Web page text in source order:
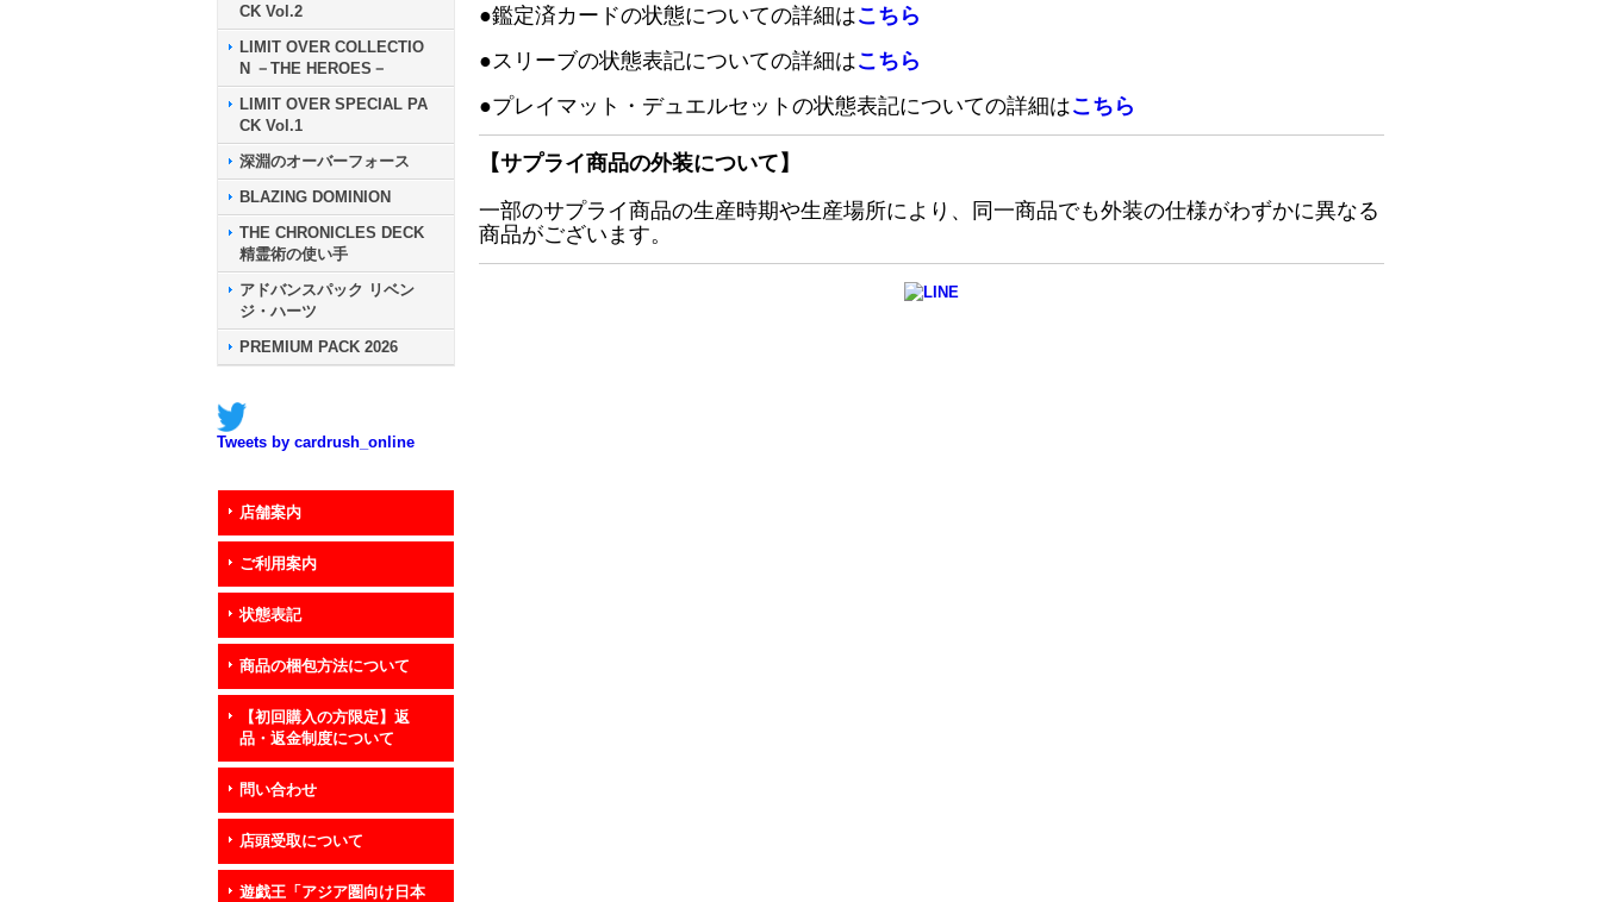
CK Vol.2
LIMIT OVER COLLECTIO
N －THE HEROES－
LIMIT OVER SPECIAL PA
CK Vol.1
深淵のオーバーフォース
BLAZING DOMINION
THE CHRONICLES DECK
精霊術の使い手
アドバンスパック リベン
ジ・ハーツ
PREMIUM PACK 2026
Tweets by cardrush_online
店舗案内
ご利用案内
状態表記
商品の梱包方法について
【初回購入の方限定】返
品・返金制度について
問い合わせ
店頭受取について
遊戯王「アジア圏向け日本
●鑑定済カードの状態についての詳細はこちら
●スリーブの状態表記についての詳細はこちら
●プレイマット・デュエルセットの状態表記についての詳細はこちら
【サプライ商品の外装について】
一部のサプライ商品の生産時期や生産場所により、同一商品でも外装の仕様がわずかに異なる
商品がございます。